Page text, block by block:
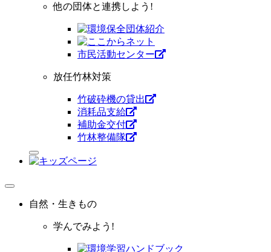
他の団体と連携しよう!
市⺠活動センター
放任竹林対策
竹破砕機の貸出
消耗品支給
補助金交付
竹林整備隊
自然・生きもの
学んでみよう!